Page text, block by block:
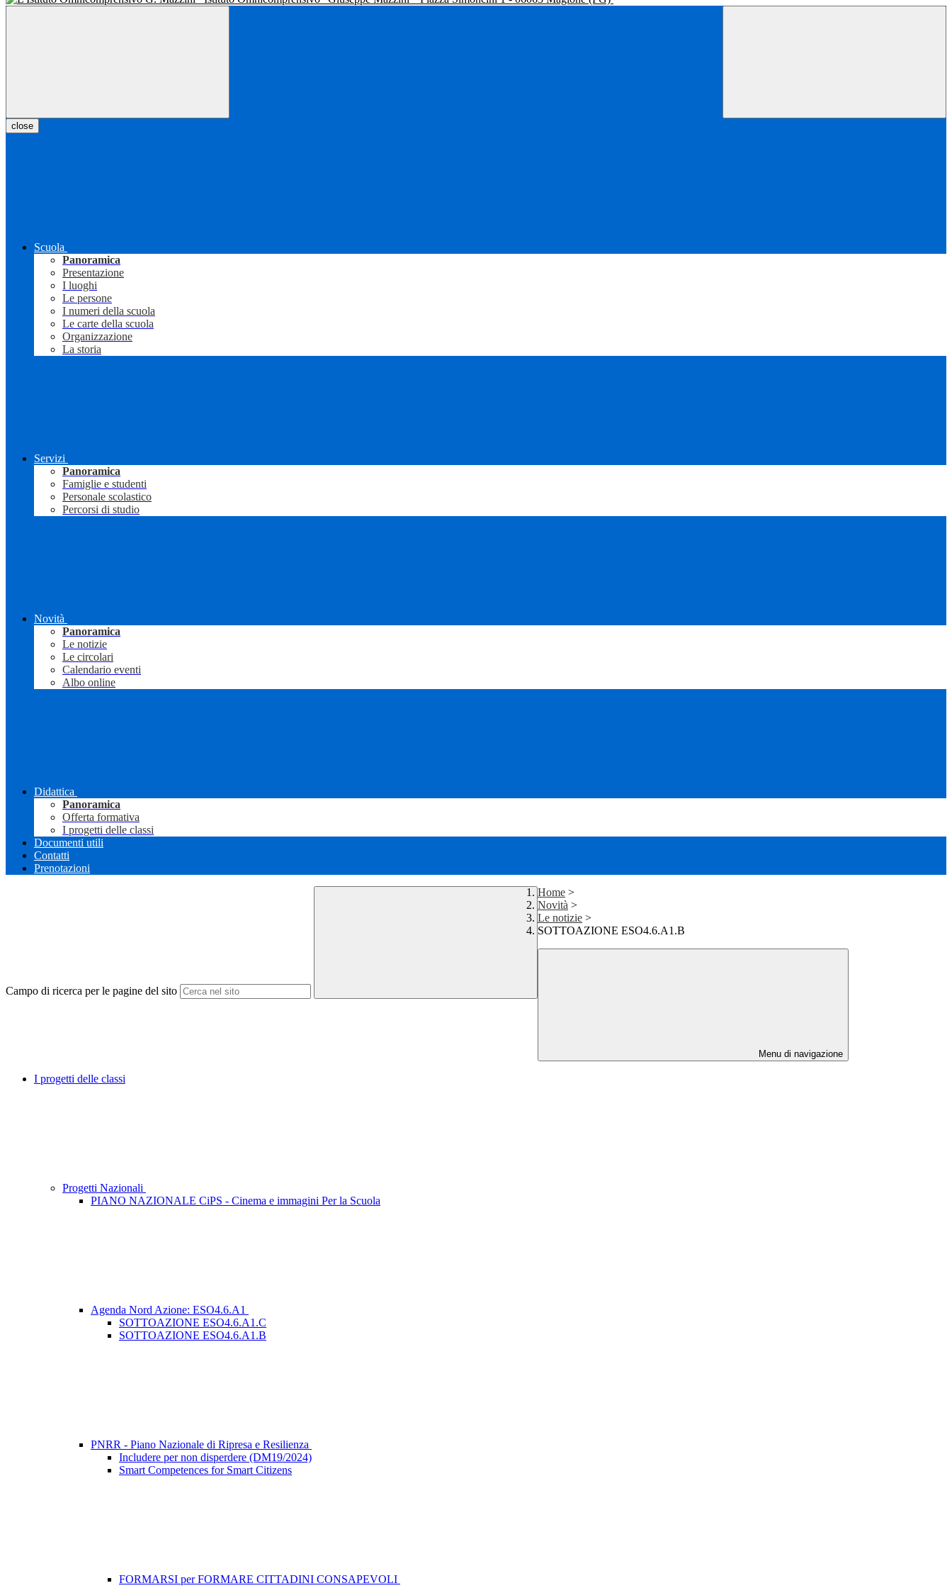
close
Scuola
Panoramica
Presentazione
I luoghi
Le persone
I numeri della scuola
Le carte della scuola
Organizzazione
La storia
Servizi
Panoramica
Famiglie e studenti
Personale scolastico
Percorsi di studio
Novità
Panoramica
Le notizie
Le circolari
Calendario eventi
Albo online
Didattica
Panoramica
Offerta formativa
I progetti delle classi
Documenti utili
Contatti
Prenotazioni
Campo di ricerca per le pagine del sito
Home >
Novità >
Le notizie >
SOTTOAZIONE ESO4.6.A1.B
Menu di navigazione
I progetti delle classi
Progetti Nazionali
PIANO NAZIONALE CiPS - Cinema e immagini Per la Scuola
Agenda Nord Azione: ESO4.6.A1
SOTTOAZIONE ESO4.6.A1.C
SOTTOAZIONE ESO4.6.A1.B
PNRR - Piano Nazionale di Ripresa e Resilienza
Includere per non disperdere (DM19/2024)
Smart Competences for Smart Citizens
FORMARSI per FORMARE CITTADINI CONSAPEVOLI